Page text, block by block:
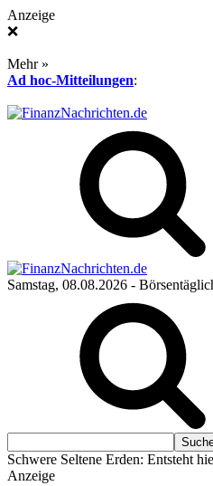
Anzeige
❌
Mehr »
Ad hoc-Mitteilungen:
Samstag, 08.08.2026 -
Schwere Seltene Erden: Entsteht
Anzeige